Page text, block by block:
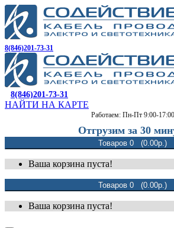
8(846)201-73-31
8(846)201-73-31
НАЙТИ НА КАРТЕ
Работаем: Пн-Пт 9:00-17:00
Отгрузим за 30
Товаров 0 (0.00р.)
Ваша корзина пуста!
Товаров 0 (0.00р.)
Ваша корзина пуста!